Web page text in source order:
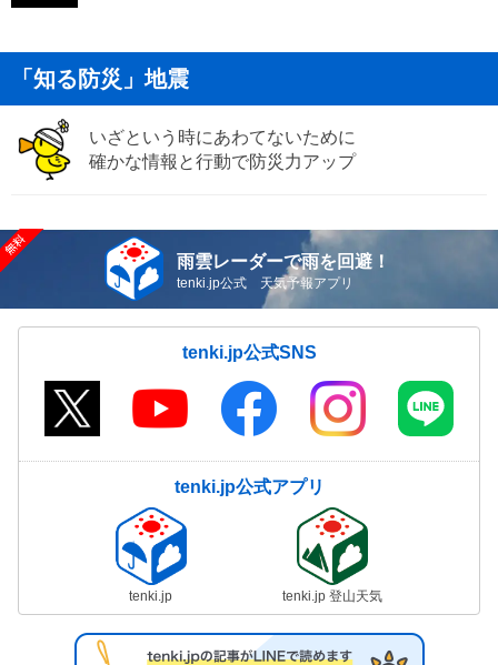
「知る防災」地震
いざという時にあわてないために
確かな情報と行動で防災力アップ
雨雲レーダーで雨を回避！
tenki.jp公式 天気予報アプリ
tenki.jp公式SNS
tenki.jp公式アプリ
tenki.jp tenki.jp 登山天気